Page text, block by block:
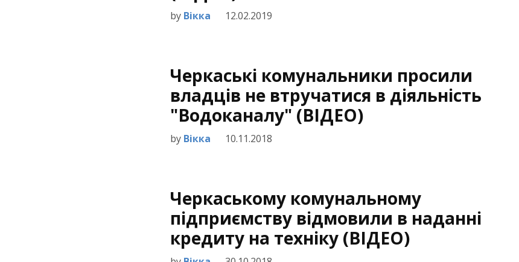
by Вікка 12.02.2019
Черкаські комунальники просили
владців не втручатися в діяльність
"Водоканалу" (ВІДЕО)
by Вікка 10.11.2018
Черкаському комунальному
підприємству відмовили в наданні
кредиту на техніку (ВІДЕО)